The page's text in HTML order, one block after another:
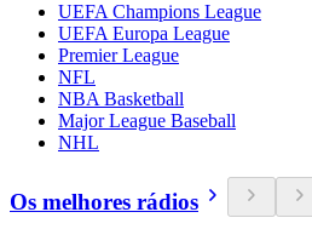
UEFA Champions League
UEFA Europa League
Premier League
NFL
NBA Basketball
Major League Baseball
NHL
Os melhores rádios